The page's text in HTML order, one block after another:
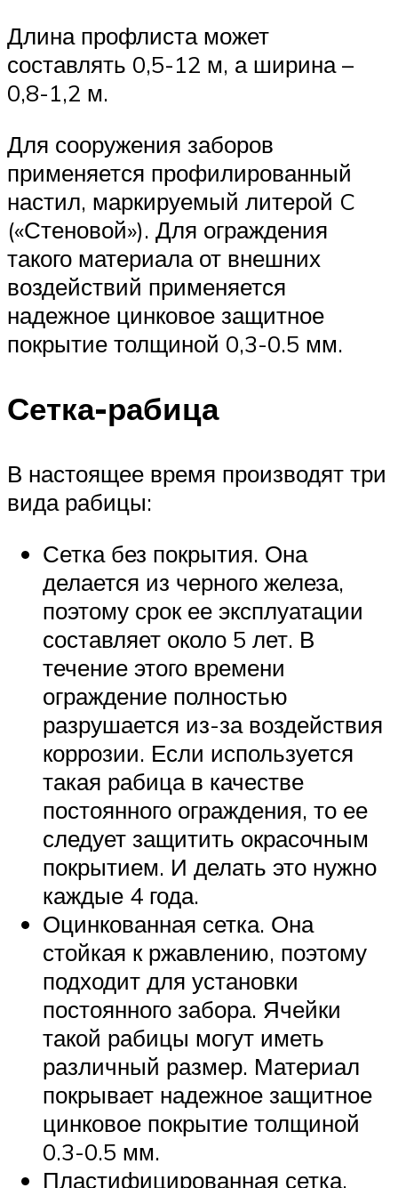
Длина профлиста может
составлять 0,5-12 м, а ширина –
0,8-1,2 м.
Для сооружения заборов
применяется профилированный
настил, маркируемый литерой C
(«Стеновой»). Для ограждения
такого материала от внешних
воздействий применяется
надежное цинковое защитное
покрытие толщиной 0,3-0.5 мм.
Сетка-рабица
В настоящее время производят три
вида рабицы:
Сетка без покрытия. Она
делается из черного железа,
поэтому срок ее эксплуатации
составляет около 5 лет. В
течение этого времени
ограждение полностью
разрушается из-за воздействия
коррозии. Если используется
такая рабица в качестве
постоянного ограждения, то ее
следует защитить окрасочным
покрытием. И делать это нужно
каждые 4 года.
Оцинкованная сетка. Она
стойкая к ржавлению, поэтому
подходит для установки
постоянного забора. Ячейки
такой рабицы могут иметь
различный размер. Материал
покрывает надежное защитное
цинковое покрытие толщиной
0.3-0.5 мм.
Пластифицированная сетка.